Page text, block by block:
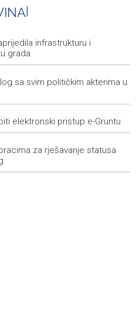
mještane i posjetitelje kod
direct EU funding for UNESCO
an open dialogue with all
u MotoGP kalendaru do
ujedinjene protiv
infrastrukturu i
grada
sa svim političkim akterima u
elektronski pristup e-Gruntu
za rješavanje statusa